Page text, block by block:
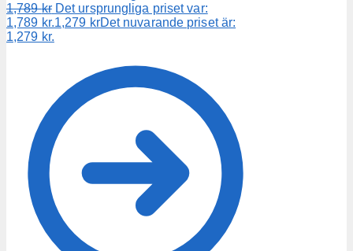
1,789kr Det ursprungliga priset var:
1,789 kr.1,279 krDet nuvarande priset är:
1,279 kr.